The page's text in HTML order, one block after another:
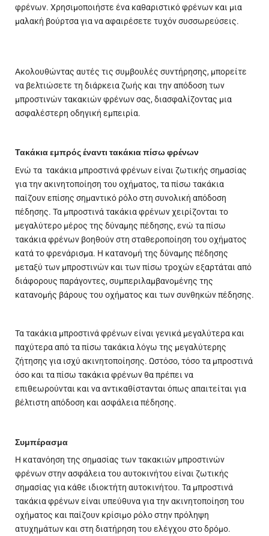
φρένων. Χρησιμοποιήστε ένα καθαριστικό φρένων και μια
μαλακή βούρτσα για να αφαιρέσετε τυχόν συσσωρεύσεις.
Ακολουθώντας αυτές τις συμβουλές συντήρησης, μπορείτε
να βελτιώσετε τη διάρκεια ζωής και την απόδοση των
μπροστινών τακακιών φρένων σας, διασφαλίζοντας μια
ασφαλέστερη οδηγική εμπειρία.
Τακάκια εμπρός έναντι τακάκια πίσω φρένων
Ενώ τα τακάκια μπροστινά φρένων είναι ζωτικής σημασίας
για την ακινητοποίηση του οχήματος, τα πίσω τακάκια
παίζουν επίσης σημαντικό ρόλο στη συνολική απόδοση
πέδησης. Τα μπροστινά τακάκια φρένων χειρίζονται το
μεγαλύτερο μέρος της δύναμης πέδησης, ενώ τα πίσω
τακάκια φρένων βοηθούν στη σταθεροποίηση του οχήματος
κατά το φρενάρισμα. Η κατανομή της δύναμης πέδησης
μεταξύ των μπροστινών και των πίσω τροχών εξαρτάται από
διάφορους παράγοντες, συμπεριλαμβανομένης της
κατανομής βάρους του οχήματος και των συνθηκών πέδησης.
Τα τακάκια μπροστινά φρένων είναι γενικά μεγαλύτερα και
παχύτερα από τα πίσω τακάκια λόγω της μεγαλύτερης
ζήτησης για ισχύ ακινητοποίησης. Ωστόσο, τόσο τα μπροστινά
όσο και τα πίσω τακάκια φρένων θα πρέπει να
επιθεωρούνται και να αντικαθίστανται όπως απαιτείται για
βέλτιστη απόδοση και ασφάλεια πέδησης.
Συμπέρασμα
Η κατανόηση της σημασίας των τακακιών μπροστινών
φρένων στην ασφάλεια του αυτοκινήτου είναι ζωτικής
σημασίας για κάθε ιδιοκτήτη αυτοκινήτου. Τα μπροστινά
τακάκια φρένων είναι υπεύθυνα για την ακινητοποίηση του
οχήματος και παίζουν κρίσιμο ρόλο στην πρόληψη
ατυχημάτων και στη διατήρηση του ελέγχου στο δρόμο.